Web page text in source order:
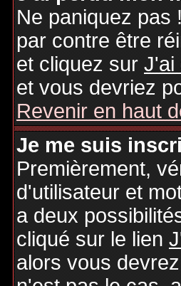
Ne paniquez pas
par contre être
et cliquez surJ'ai
et vous devriez
Revenir en haut
Je me suis
Premièrement,
d'utilisateur et
a deux
cliqué sur le lien
alors vous